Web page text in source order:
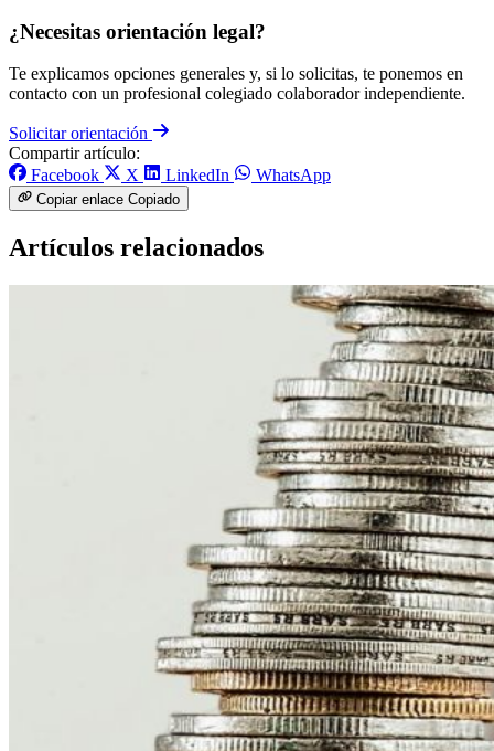
¿Necesitas orientación legal?
Te explicamos opciones generales y, si lo solicitas, te ponemos en
contacto con un profesional colegiado colaborador independiente.
Solicitar orientación
Compartir artículo:
Facebook
X LinkedIn WhatsApp
Copiar enlace Copiado
Artículos relacionados